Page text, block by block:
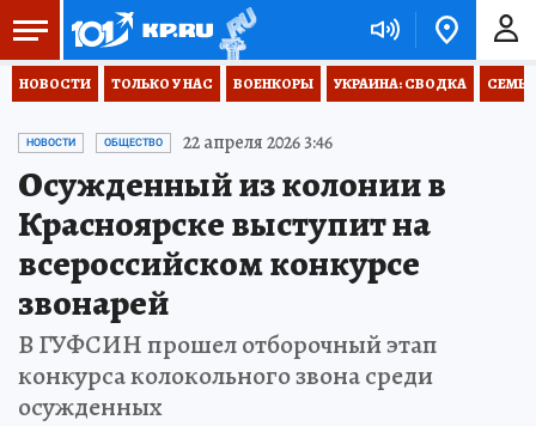
НОВОСТИ ТОЛЬКО У НАС ВОЕНКОРЫ УКРАИНА: СВОДКА
НОВОСТИ ОБЩЕСТВО 22 апреля 2026 3:46
Осужденный из колонии в
Красноярске выступит на
всероссийском конкурсе
звонарей
В ГУФСИН прошел отборочный этап
конкурса колокольного звона среди
осужденных